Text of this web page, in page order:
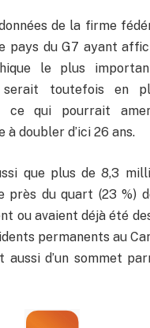
de la firme
pays du G7 ayant
le plus
serait toutefois en
ce qui pourrait
à doubler d’ici 26 ans.
que plus de 8,3
près du quart (23 %)
ou avaient déjà été
permanents au
aussi d’un sommet